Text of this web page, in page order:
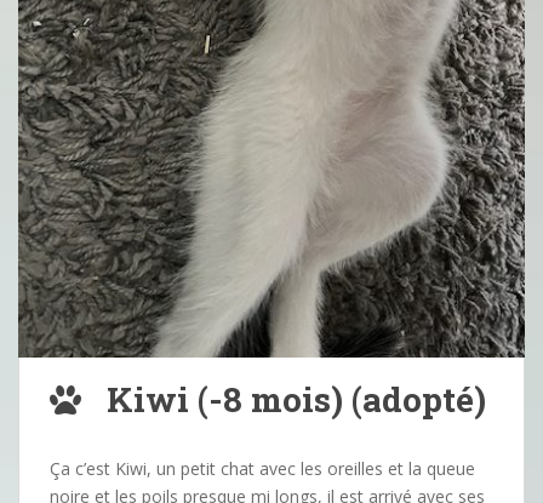
Kiwi (-8 mois) (adopté)
Ça c’est Kiwi, un petit chat avec les oreilles et la queue
noire et les poils presque mi longs, il est arrivé avec ses